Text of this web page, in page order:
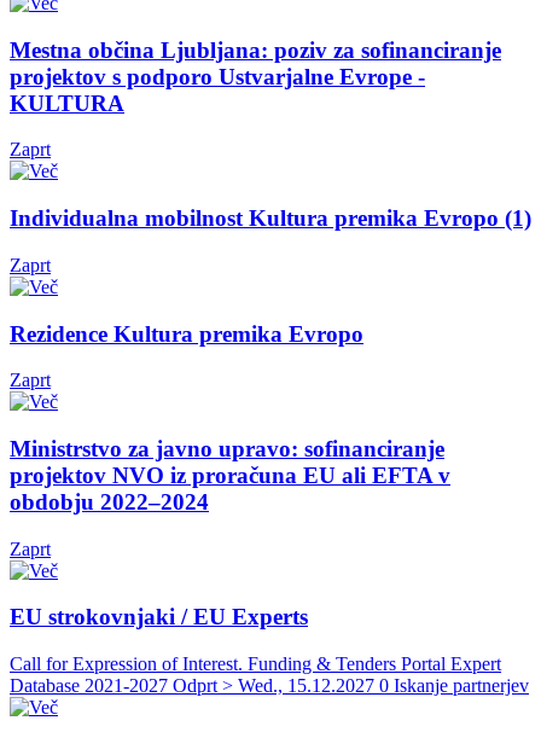
Mestna občina Ljubljana: poziv za sofinanciranje
projektov s podporo Ustvarjalne Evrope -
KULTURA
Zaprt
Individualna mobilnost Kultura premika Evropo (1)
Zaprt
Rezidence Kultura premika Evropo
Zaprt
Ministrstvo za javno upravo: sofinanciranje
projektov NVO iz proračuna EU ali EFTA v
obdobju 2022–2024
Zaprt
EU strokovnjaki / EU Experts
Call for Expression of Interest. Funding & Tenders Portal Expert
Database 2021-2027 Odprt > Wed., 15.12.2027 0 Iskanje partnerjev